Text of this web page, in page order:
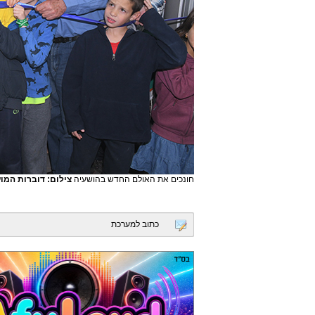
חונכים את האולם החדש בהושעיה צילום: דוברות
כתוב למערכת